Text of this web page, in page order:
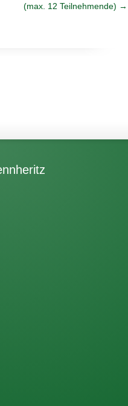
(max. 12 Teilnehmende) →